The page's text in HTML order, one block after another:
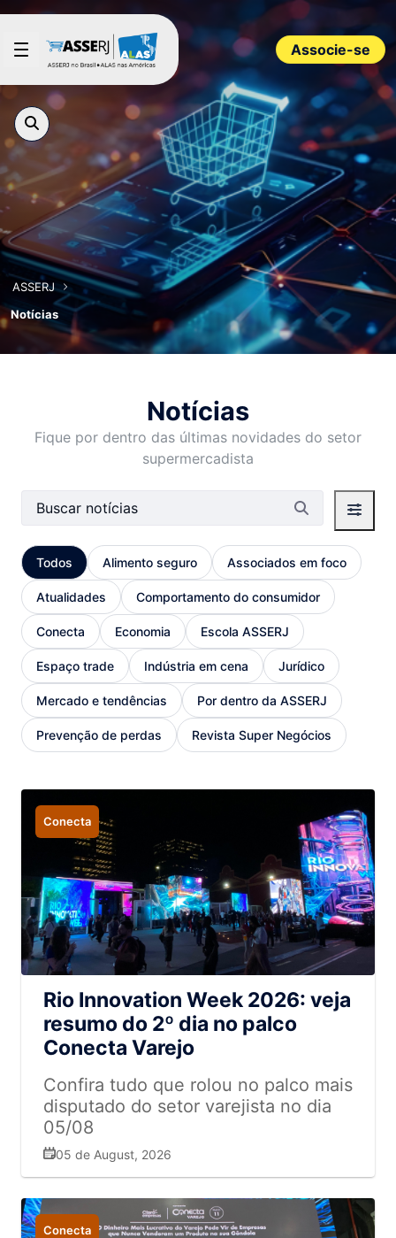
Pular para o Conteúdo principal
Associe-se
ASSERJ
Notícias
Notícias
Fique por dentro das últimas novidades do setor
supermercadista
Barra de busca
Todos Alimento seguro Associados em foco
Atualidades Comportamento do consumidor
Conecta Economia Escola ASSERJ
Espaço trade Indústria em cena Jurídico
Mercado e tendências Por dentro da ASSERJ
Prevenção de perdas Revista Super Negócios
Conecta
Rio Innovation Week 2026: veja
resumo do 2º dia no palco
Conecta Varejo
Confira tudo que rolou no palco mais
disputado do setor varejista no dia
05/08
05 de August, 2026
Conecta